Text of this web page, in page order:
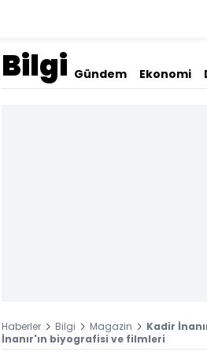
Bilgi Gündem Ekonomi
Haberler Bilgi Magazin
Kadir
İnanır'ın biyografisi ve filmleri